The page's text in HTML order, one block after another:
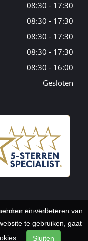
08:30 - 17:30
08:30 - 17:30
08:30 - 17:30
08:30 - 17:30
08:30 - 16:00
Gesloten
doorSitePack ®
en verbeteren van
te gebruiken, gaat
Sluiten